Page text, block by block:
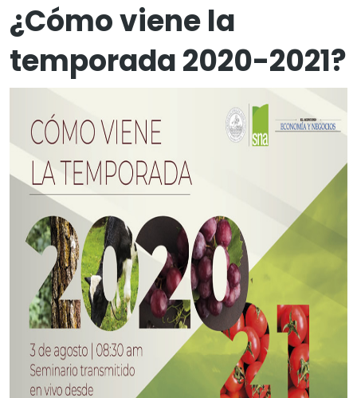
¿Cómo viene la
temporada 2020-2021?